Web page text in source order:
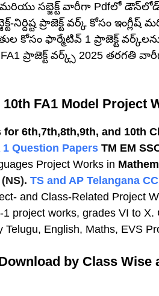
మరియు సబ్జెక్ట్ వారీగా Pdfలో
ప్రాజెక్ట్ వర్క్ కోసం ఇంగ్లీష్
కోసం ఫార్మేటివ్ 1 ప్రాజెక్ట్
ప్రాజెక్ట్ వర్క్స్ 2025 తరగతి
FA1 Model Project
6th,7th,8th,9th, and 10th
1 Question Papers TM EM
Project Works in
TS and AP Telangana
and Class-Related Project
project works, grades VI to X.
English, Maths, EVS
by Class Wise